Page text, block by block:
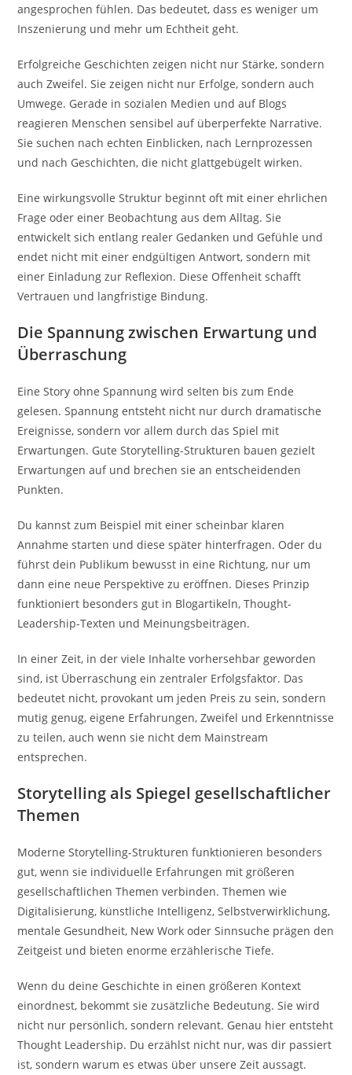
angesprochen fühlen. Das bedeutet, dass es weniger um
Inszenierung und mehr um Echtheit geht.
Erfolgreiche Geschichten zeigen nicht nur Stärke, sondern
auch Zweifel. Sie zeigen nicht nur Erfolge, sondern auch
Umwege. Gerade in sozialen Medien und auf Blogs
reagieren Menschen sensibel auf überperfekte Narrative.
Sie suchen nach echten Einblicken, nach Lernprozessen
und nach Geschichten, die nicht glattgebügelt wirken.
Eine wirkungsvolle Struktur beginnt oft mit einer ehrlichen
Frage oder einer Beobachtung aus dem Alltag. Sie
entwickelt sich entlang realer Gedanken und Gefühle und
endet nicht mit einer endgültigen Antwort, sondern mit
einer Einladung zur Reflexion. Diese Offenheit schafft
Vertrauen und langfristige Bindung.
Die Spannung zwischen Erwartung und
Überraschung
Eine Story ohne Spannung wird selten bis zum Ende
gelesen. Spannung entsteht nicht nur durch dramatische
Ereignisse, sondern vor allem durch das Spiel mit
Erwartungen. Gute Storytelling-Strukturen bauen gezielt
Erwartungen auf und brechen sie an entscheidenden
Punkten.
Du kannst zum Beispiel mit einer scheinbar klaren
Annahme starten und diese später hinterfragen. Oder du
führst dein Publikum bewusst in eine Richtung, nur um
dann eine neue Perspektive zu eröffnen. Dieses Prinzip
funktioniert besonders gut in Blogartikeln, Thought-
Leadership-Texten und Meinungsbeiträgen.
In einer Zeit, in der viele Inhalte vorhersehbar geworden
sind, ist Überraschung ein zentraler Erfolgsfaktor. Das
bedeutet nicht, provokant um jeden Preis zu sein, sondern
mutig genug, eigene Erfahrungen, Zweifel und Erkenntnisse
zu teilen, auch wenn sie nicht dem Mainstream
entsprechen.
Storytelling als Spiegel gesellschaftlicher
Themen
Moderne Storytelling-Strukturen funktionieren besonders
gut, wenn sie individuelle Erfahrungen mit größeren
gesellschaftlichen Themen verbinden. Themen wie
Digitalisierung, künstliche Intelligenz, Selbstverwirklichung,
mentale Gesundheit, New Work oder Sinnsuche prägen den
Zeitgeist und bieten enorme erzählerische Tiefe.
Wenn du deine Geschichte in einen größeren Kontext
einordnest, bekommt sie zusätzliche Bedeutung. Sie wird
nicht nur persönlich, sondern relevant. Genau hier entsteht
Thought Leadership. Du erzählst nicht nur, was dir passiert
ist, sondern warum es etwas über unsere Zeit aussagt.